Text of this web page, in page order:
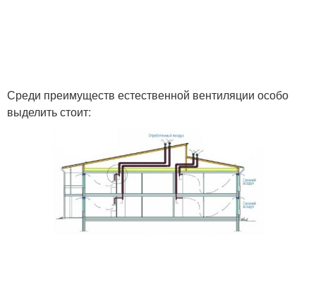
Среди преимуществ естественной вентиляции особо
выделить стоит: